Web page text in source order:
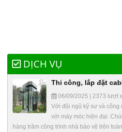
DỊCH VỤ
Thi công, lắp đặt
06/09/2025 | 2373 lượt
Với đội ngũ kỹ sư và công
với máy móc hiện đại.
hàng trăm công trình nhà bảo vệ trên